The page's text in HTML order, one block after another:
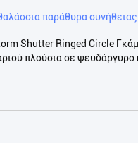
παράθυρα συνήθειας
Shutter Ringed Circle
πλούσια σε ψευδάργυρο